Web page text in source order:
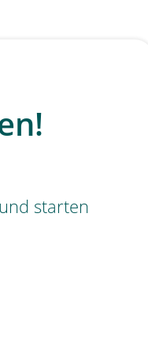
starten